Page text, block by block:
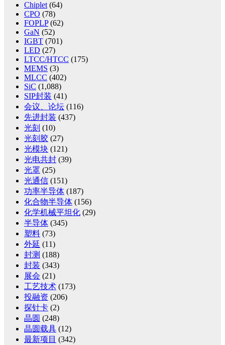
Chiplet (64)
CPO (78)
FOPLP(62)
GaN (52)
IGBT (701)
LED (27)
LTCC/HTCC (175)
MEMS (3)
MLCC (402)
SiC (1,088)
SIP封装 (41)
会议、论坛 (116)
先进封装 (437)
光刻 (10)
光刻胶 (27)
光模块 (121)
光电共封 (39)
光罩 (25)
光通信 (151)
功率半导体 (187)
化合物半导体 (156)
化学机械平坦化 (29)
半导体 (345)
塑料 (73)
外延 (11)
封测 (188)
封装 (343)
展会 (21)
工艺技术 (173)
投融资 (206)
探针卡 (2)
晶圆 (248)
晶圆载具 (12)
最新项目 (342)